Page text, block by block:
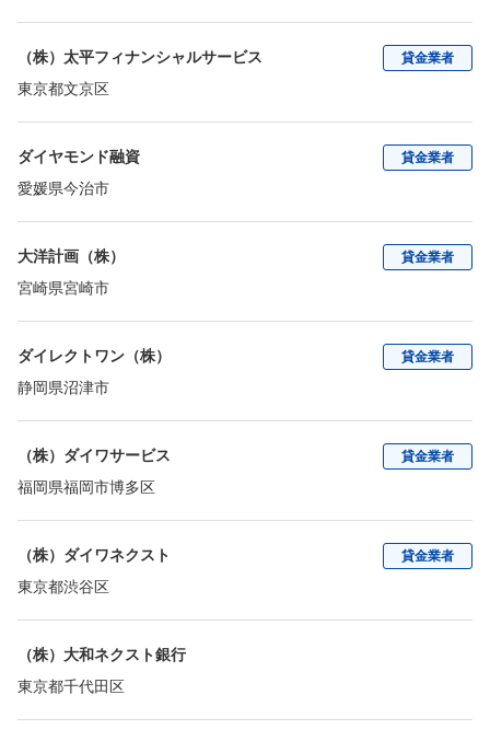
（株）太平フィナンシャルサービス
東京都文京区
貸金業者
ダイヤモンド融資
愛媛県今治市
貸金業者
大洋計画（株）
宮崎県宮崎市
貸金業者
ダイレクトワン（株）
静岡県沼津市
貸金業者
（株）ダイワサービス
福岡県福岡市博多区
貸金業者
（株）ダイワネクスト
東京都渋谷区
貸金業者
（株）大和ネクスト銀行
東京都千代田区